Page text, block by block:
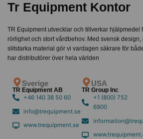
Tr Equipment Kontor
TR Equipment utvecklar och tillverkar hjälpmedel
rörlighet och stort vårdbehov. Med svensk design,
slitstarka material gör vi vardagen säkrare för
har distributörer över hela världen
Sverige
TR Equipment AB
+46 140 38 50 60
info@trequipment.se
www.trequipment.se
USA
TR Group Inc
+1 (800) 752
6900